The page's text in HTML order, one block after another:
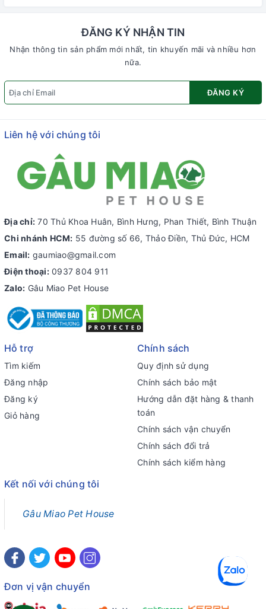
ĐĂNG KÝ NHẬN TIN
Nhận thông tin sản phẩm mới nhất, tin khuyến mãi và nhiều hơn
nữa.
ĐĂNG KÝ
Liên hệ với chúng tôi
Địa chỉ: 70 Thủ Khoa Huân, Bình Hưng, Phan Thiết, Bình Thuận
Chi nhánh HCM: 55 đường số 66, Thảo Điền, Thủ Đức, HCM
Email: gaumiao@gmail.com
Điện thoại: 0937 804 911
Zalo: Gâu Miao Pet House
Hỗ trợ
Tìm kiếm
Đăng nhập
Đăng ký
Giỏ hàng
Chính sách
Quy định sử dụng
Chính sách bảo mật
Hướng dẫn đặt hàng & thanh
toán
Chính sách vận chuyển
Chính sách đổi trả
Chính sách kiểm hàng
Kết nối với chúng tôi
Gâu Miao Pet House
Đơn vị vận chuyển